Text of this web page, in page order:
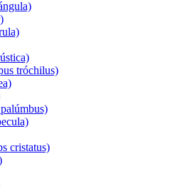
tróchilus)
cristatus)